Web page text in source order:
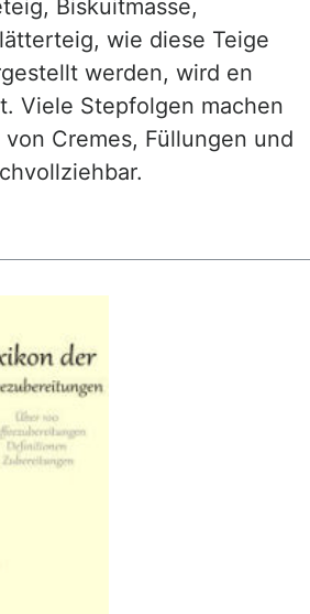
Biskuitmasse,
wie diese Teige
werden, wird en
Viele Stepfolgen machen
Cremes, Füllungen und